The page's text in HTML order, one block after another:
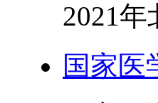
2021
国家医